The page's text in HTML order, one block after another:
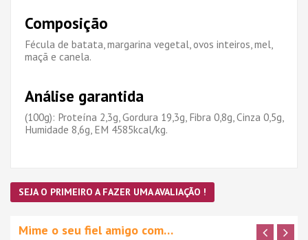
Composição
Fécula de batata, margarina vegetal, ovos inteiros, mel,
maçã e canela.
Análise garantida
(100g): Proteína 2,3g, Gordura 19,3g, Fibra 0,8g, Cinza 0,5g,
Humidade 8,6g, EM 4585kcal/kg.
SEJA O PRIMEIRO A FAZER UMA AVALIAÇÃO !
Mime o seu fiel amigo com…